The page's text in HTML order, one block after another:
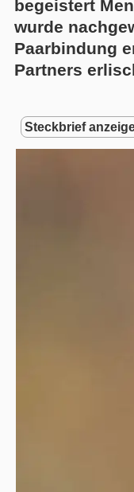
begeistert
wurde
Paarbindung
Partners
Steckbrief